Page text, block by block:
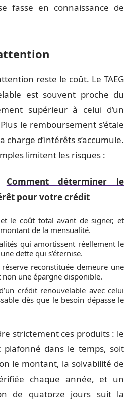
fasse en connaissance de
reste le coût. Le TAEG
est souvent proche du
supérieur à celui d’un
le remboursement s’étale
charge d’intérêts s’accumule.
limitent les risques :
Comment déterminer le
pour votre crédit
et le coût total avant de signer, et
de la mensualité.
qui amortissent réellement le
dette qui s’éternise.
reconstituée demeure une
une épargne disponible.
crédit renouvelable avec celui
dès que le besoin dépasse le
strictement ces produits : le
plafonné dans le temps, soit
le montant, la solvabilité de
chaque année, et un
de quatorze jours suit la